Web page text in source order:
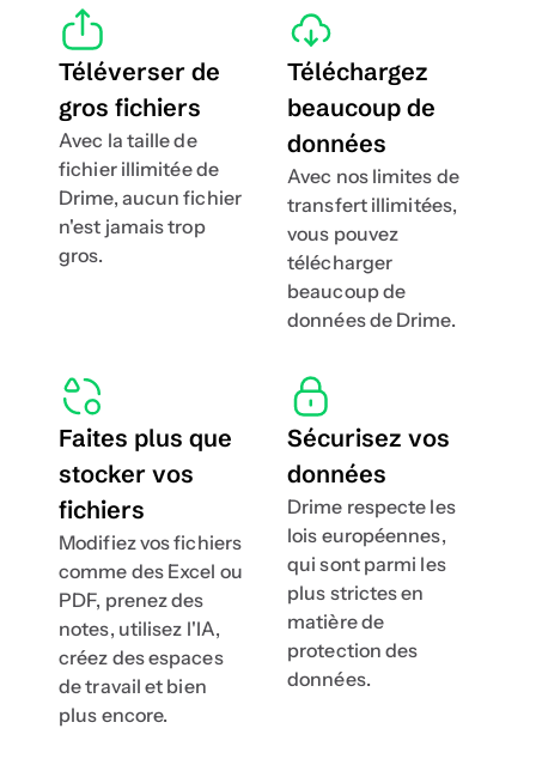
Téléverser de
gros fichiers
Avec la taille de
fichier illimitée de
Drime, aucun fichier
n'est jamais trop
gros.
Téléchargez
beaucoup de
données
Avec nos limites de
transfert illimitées,
vous pouvez
télécharger
beaucoup de
données de Drime.
Faites plus que
stocker vos
fichiers
Modifiez vos fichiers
comme des Excel ou
PDF, prenez des
notes, utilisez l'IA,
créez des espaces
de travail et bien
plus encore.
Sécurisez vos
données
Drime respecte les
lois européennes,
qui sont parmi les
plus strictes en
matière de
protection des
données.